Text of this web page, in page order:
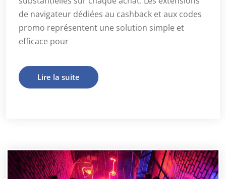
de navigateur dédiées au cashback et aux codes
promo représentent une solution simple et
efficace pour
Lire la suite